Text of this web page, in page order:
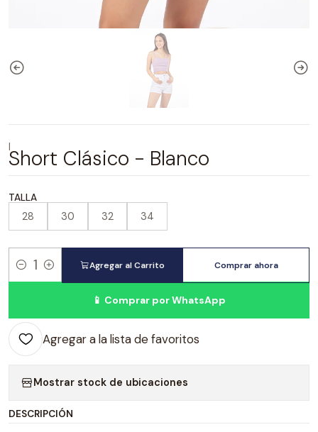
|Short Clásico - Blanco
TALLA
28 30 32 34
Cantidad
Agregar al Carrito Comprar ahora
📱 Comprar por WhatsApp
Agregar a la lista de favoritos
Mostrar stock de ubicaciones
DESCRIPCIÓN